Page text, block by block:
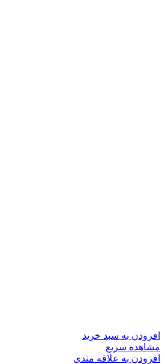
افزودن به سبد خرید
مشاهده سریع
افزودن به علاقه مندی